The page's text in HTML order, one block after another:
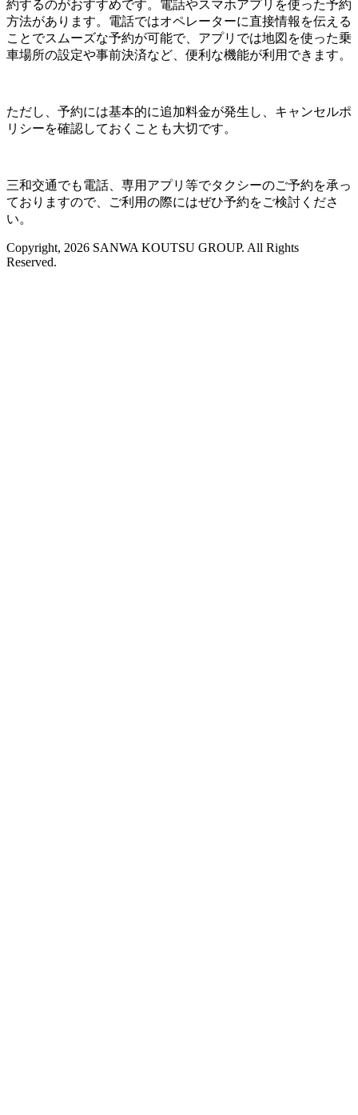
約するのがおすすめです。電話やスマホアプリを使った予約
方法があります。電話ではオペレーターに直接情報を伝える
ことでスムーズな予約が可能で、アプリでは地図を使った乗
車場所の設定や事前決済など、便利な機能が利用できます。
ただし、予約には基本的に追加料金が発生し、キャンセルポ
リシーを確認しておくことも大切です。
三和交通でも電話、専用アプリ等でタクシーのご予約を承っ
ておりますので、ご利用の際にはぜひ予約をご検討くださ
い。
Copyright, 2026 SANWA KOUTSU GROUP. All Rights
Reserved.